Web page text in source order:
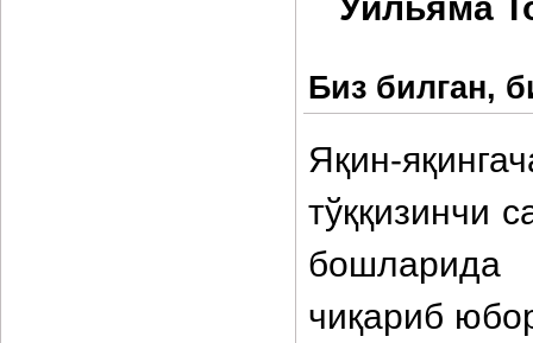
Биз билган,
Яқин-
тўққизинчи
бошларида
чиқариб